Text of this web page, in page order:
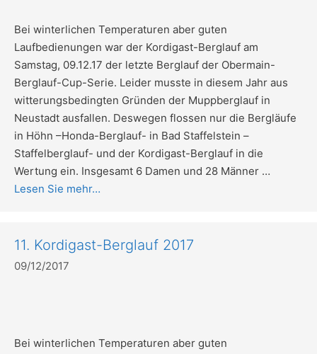
Bei winterlichen Temperaturen aber guten
Laufbedienungen war der Kordigast-Berglauf am
Samstag, 09.12.17 der letzte Berglauf der Obermain-
Berglauf-Cup-Serie. Leider musste in diesem Jahr aus
witterungsbedingten Gründen der Muppberglauf in
Neustadt ausfallen. Deswegen flossen nur die Bergläufe
in Höhn –Honda-Berglauf- in Bad Staffelstein –
Staffelberglauf- und der Kordigast-Berglauf in die
Wertung ein. Insgesamt 6 Damen und 28 Männer …
Lesen Sie mehr…
11. Kordigast-Berglauf 2017
09/12/2017
Bei winterlichen Temperaturen aber guten